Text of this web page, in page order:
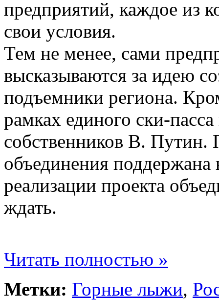
предприятий, каждое из
свои условия.
Тем не менее, сами
высказываются за идею
подъемники региона.
рамках единого ски-
собственников В. Путин.
объединения поддержана
реализации проекта
ждать.
Читать полностью »
Метки: Горные лыжи,